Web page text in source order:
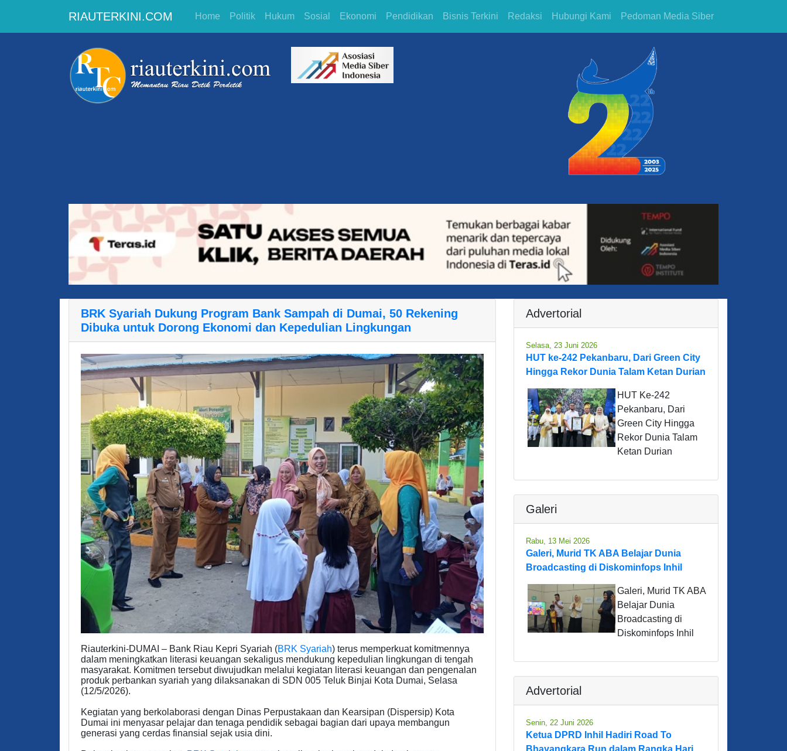
RIAUTERKINI.COM Home Politik Hukum Sosial Ekonomi Pendidikan Bisnis Terkini Redaksi Hubungi Kami Pedoman Media Siber
BRK Syariah Dukung Program Bank Sampah di Dumai, 50 Rekening
Dibuka untuk Dorong Ekonomi dan Kepedulian Lingkungan
Riauterkini-DUMAI – Bank Riau Kepri Syariah (BRK Syariah) terus memperkuat komitmennya
dalam meningkatkan literasi keuangan sekaligus mendukung kepedulian lingkungan di tengah
masyarakat. Komitmen tersebut diwujudkan melalui kegiatan literasi keuangan dan pengenalan
produk perbankan syariah yang dilaksanakan di SDN 005 Teluk Binjai Kota Dumai, Selasa
(12/5/2026).
Kegiatan yang berkolaborasi dengan Dinas Perpustakaan dan Kearsipan (Dispersip) Kota
Dumai ini menyasar pelajar dan tenaga pendidik sebagai bagian dari upaya membangun
generasi yang cerdas finansial sejak usia dini.
Advertorial
Selasa, 23 Juni 2026
HUT ke-242 Pekanbaru, Dari Green City
Hingga Rekor Dunia Talam Ketan Durian
HUT Ke-242
Pekanbaru, Dari
Green City Hingga
Rekor Dunia Talam
Ketan Durian
Galeri
Rabu, 13 Mei 2026
Galeri, Murid TK ABA Belajar Dunia
Broadcasting di Diskominfops Inhil
Galeri, Murid TK ABA
Belajar Dunia
Broadcasting di
Diskominfops Inhil
Advertorial
Senin, 22 Juni 2026
Ketua DPRD Inhil Hadiri Road To